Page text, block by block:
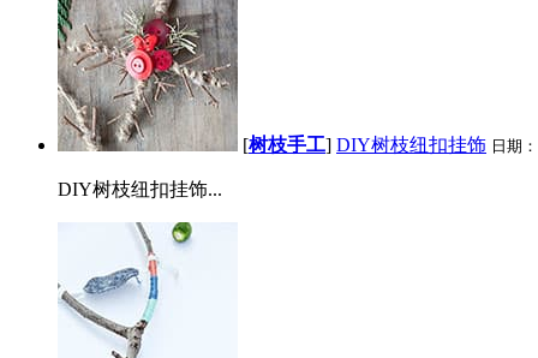
[树枝手工] DIY树枝纽扣挂饰 日期：
DIY树枝纽扣挂饰...